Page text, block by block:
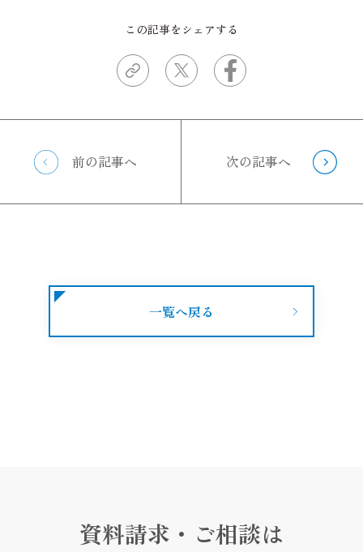
この記事をシェアする
前の記事へ 次の記事へ
一覧へ戻る
資料請求・ご相談は